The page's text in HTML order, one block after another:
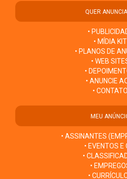
QUER
•
• MÍDIA KIT
• PLANOS DE
• WEB
•
• ANUNCIE
• CONTATO
MEU
• ASSINANTES
• EVENTOS E
•
•
•